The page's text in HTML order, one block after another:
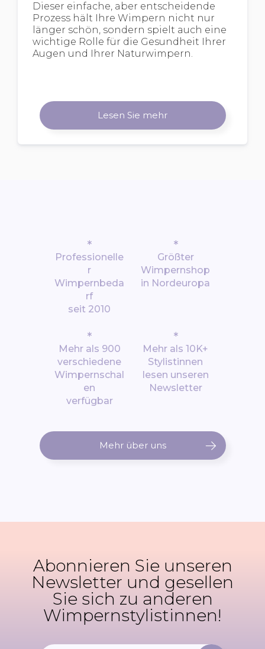
Dieser einfache, aber entscheidende
Prozess hält Ihre Wimpern nicht nur
länger schön, sondern spielt auch eine
wichtige Rolle für die Gesundheit Ihrer
Augen und Ihrer Naturwimpern.
Lesen Sie mehr
*
Professionelle
r
Wimpernbeda
rf
seit 2010
*
Größter
Wimpernshop
in Nordeuropa
*
Mehr als 900
verschiedene
Wimpernschal
en
verfügbar
*
Mehr als 10K+
Stylistinnen
lesen unseren
Newsletter
Mehr über uns
Abonnieren Sie unseren
Newsletter und gesellen
Sie sich zu anderen
Wimpernstylistinnen!